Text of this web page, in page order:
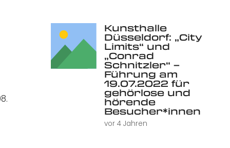
Kunsthalle
Düsseldorf: „City
Limits“ und
„Conrad
Schnitzler“ –
Führung am
19.07.2022 für
gehörlose und
hörende
Besucher*innen
vor 4 Jahren